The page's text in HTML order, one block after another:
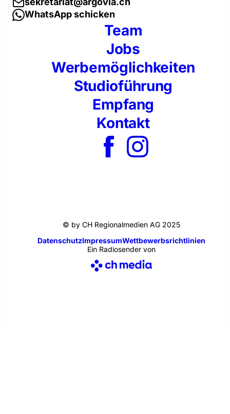
WhatsApp schicken
Team
Jobs
Werbemöglichkeiten
Studioführung
Empfang
Kontakt
© by CH Regionalmedien AG 2025
DatenschutzImpressumWettbewerbsrichtlinien
Ein Radiosender von